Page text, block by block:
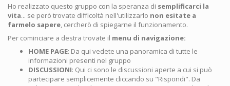
Ho realizzato questo gruppo con la speranza di semplificarci la
vita... se però trovate difficoltà nell'utilizzarlo non esitate a
farmelo sapere, cercherò di spiegarne il funzionamento.
Per cominciare a destra trovate il menu di navigazione:
HOME PAGE: Da qui vedete una panoramica di tutte le
informazioni presenti nel gruppo
DISCUSSIONI: Qui ci sono le discussioni aperte a cui si può
partecipare semplicemente cliccando su "Rispondi". Da